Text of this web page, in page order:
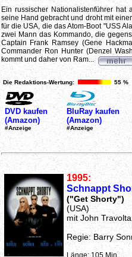
Ein russischer Nationalistenführer hat
seine Hand gebracht und droht mit
für die USA, die das Atom-Boot "USS
zwei Mann das Kommando, die
Captain Frank Ramsey (Gene
Commander Ron Hunter (Denzel
kommt und daher von Ram...
Die Redaktions-Wertung: 55 %
DVD kaufen
(Amazon)
#Anzeige
BluRay kaufen
(Amazon)
#Anzeige
1995:
Schnappt
("Get Shorty")
(USA)
mit John
Regie: Barry
Länge: 105 Min.